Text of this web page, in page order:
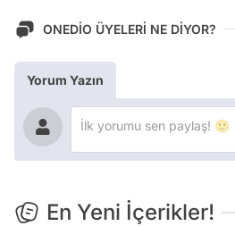
ONEDİO ÜYELERİ NE DİYOR?
Yorum Yazın
En Yeni İçerikler!